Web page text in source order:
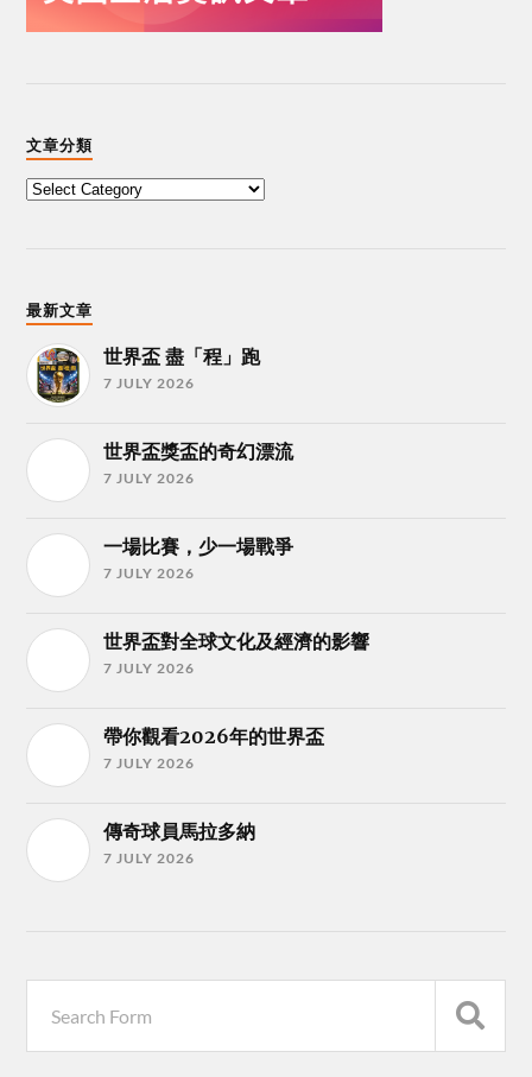
文章分類
最新文章
世界盃 盡「程」跑
7 JULY 2026
世界盃獎盃的奇幻漂流
7 JULY 2026
一場比賽，少一場戰爭
7 JULY 2026
世界盃對全球文化及經濟的影響
7 JULY 2026
帶你觀看2026年的世界盃
7 JULY 2026
傳奇球員馬拉多納
7 JULY 2026